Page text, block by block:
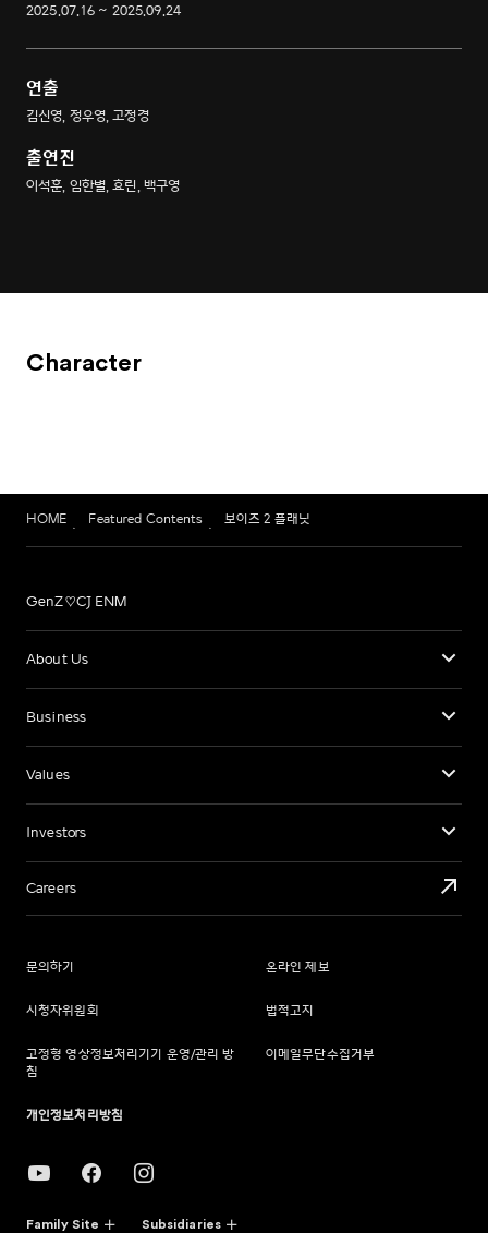
2025.07.16 ~ 2025.09.24
연출
김신영, 정우영, 고정경
출연진
이석훈, 임한별, 효린, 백구영
Character
HOME Featured Contents 보이즈 2 플래닛
GenZ♡CJ ENM
About Us
Business
Values
Investors
Careers
문의하기 온라인 제보
시청자위원회 법적고지
고정형 영상정보처리기기 운영/관리 방
침
이메일무단수집거부
개인정보처리방침
Family Site Subsidiaries